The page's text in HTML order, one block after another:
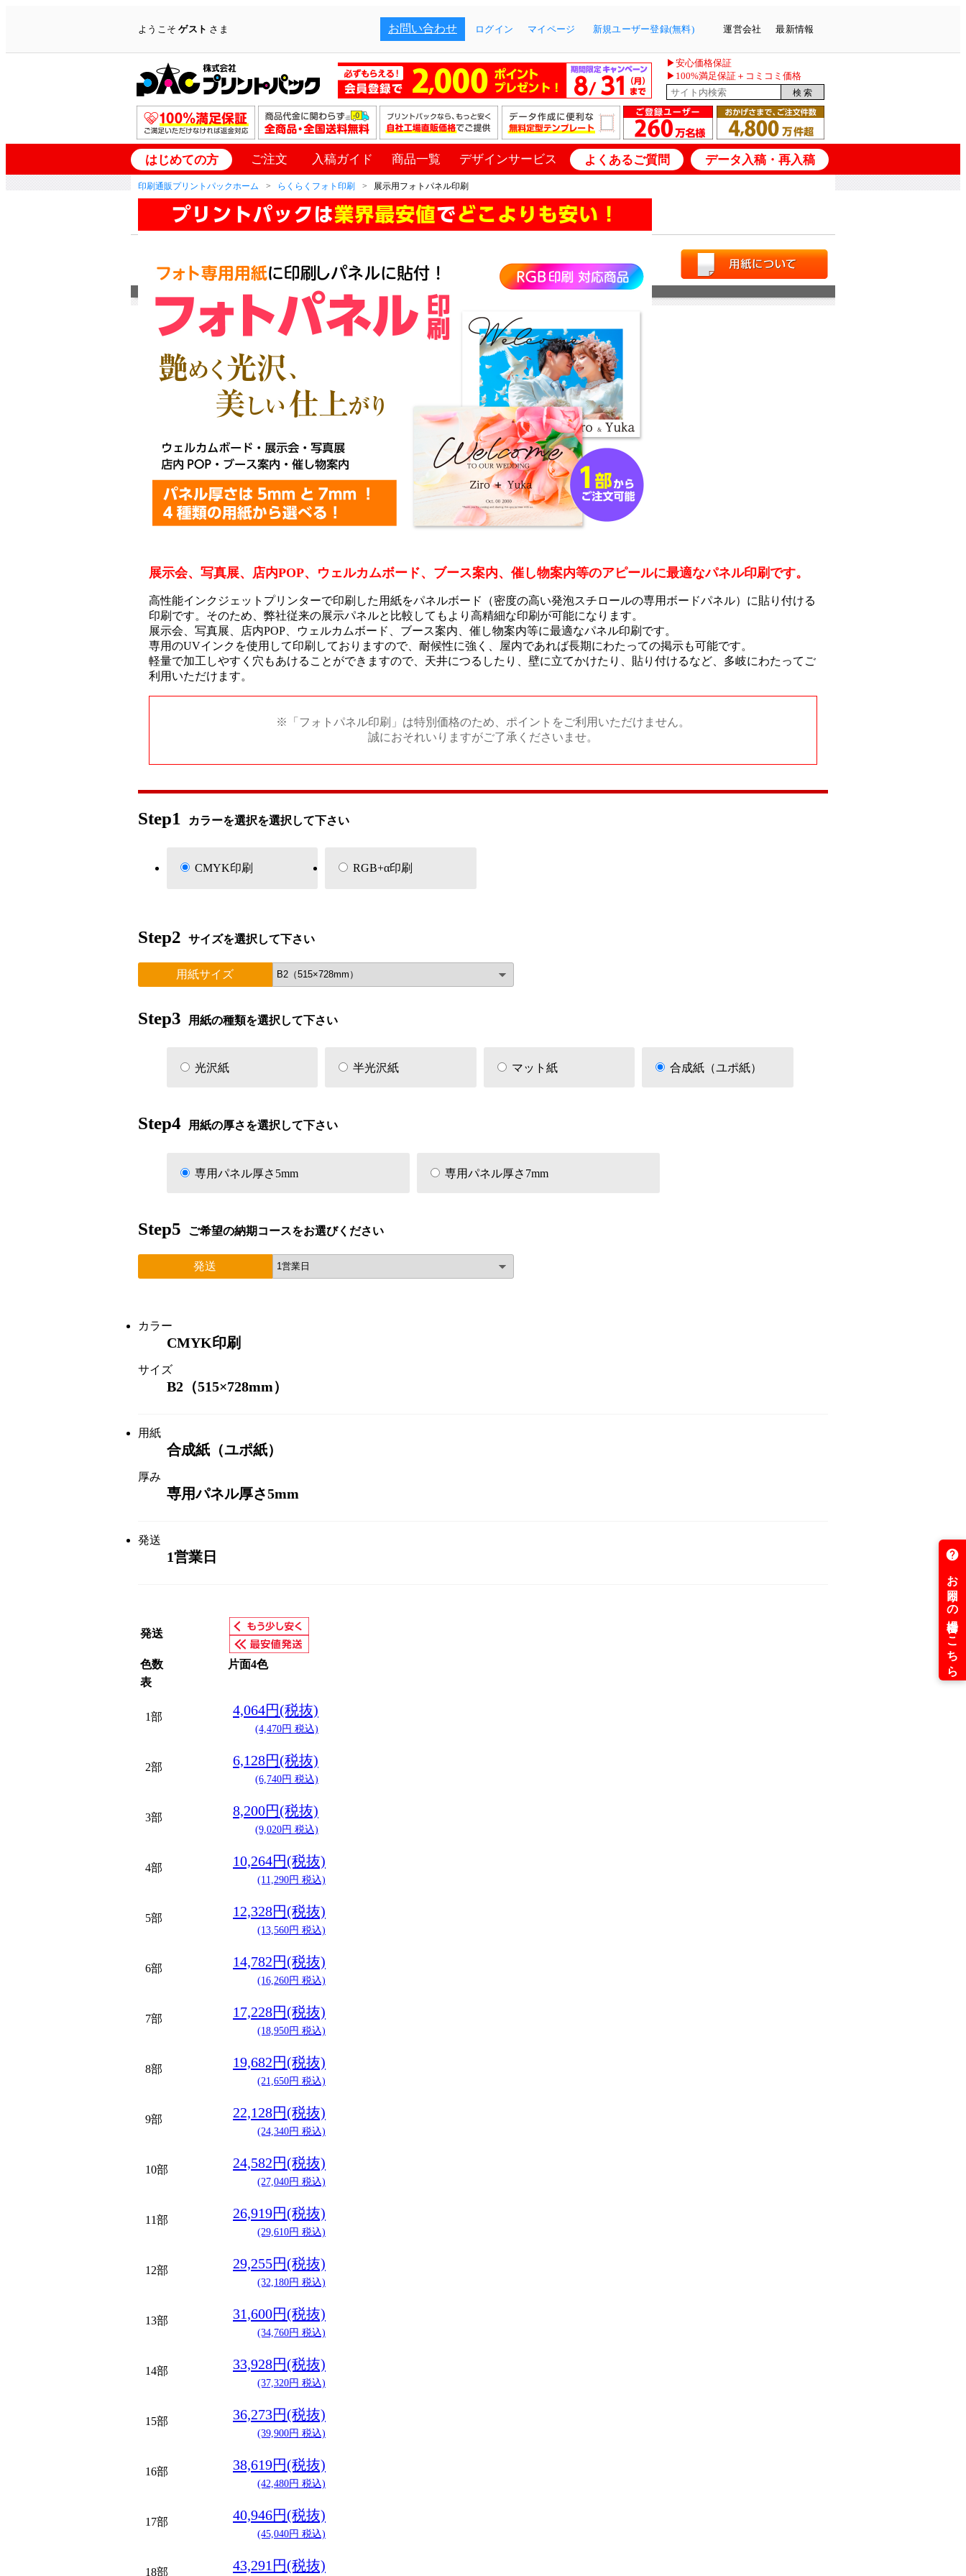
ようこそゲスト さま お問い合わせ ログイン マイページ 新規ユーザー登録(無料) 運営会社 最新情報
▶安心価格保証
▶100%満足保証＋コミコミ価格
はじめての方 ご注文 入稿ガイド 商品一覧 デザインサービス よくあるご質問 データ入稿・再入稿
印刷通販プリントパックホーム らくらくフォト印刷 展示用フォトパネル印刷
展示会、写真展、店内POP、ウェルカムボード、ブース案内、催し物案内等のアピールに最適なパネル印刷です。
高性能インクジェットプリンターで印刷した用紙をパネルボード（密度の高い発泡スチロールの専用ボードパネル）に貼り付ける
印刷です。そのため、弊社従来の展示パネルと比較してもより高精細な印刷が可能になります。
展示会、写真展、店内POP、ウェルカムボード、ブース案内、催し物案内等に最適なパネル印刷です。
専用のUVインクを使用して印刷しておりますので、耐候性に強く、屋内であれば長期にわたっての掲示も可能です。
軽量で加工しやすく穴もあけることができますので、天井につるしたり、壁に立てかけたり、貼り付けるなど、多岐にわたってご
利用いただけます。
※「フォトパネル印刷」は特別価格のため、ポイントをご利用いただけません。
誠におそれいりますがご了承くださいませ。
Step1 カラーを選択を選択して下さい
CMYK印刷 RGB+α印刷
Step2 サイズを選択して下さい
用紙サイズ
Step3 用紙の種類を選択して下さい
光沢紙 半光沢紙 マット紙 合成紙（ユポ紙）
Step4 用紙の厚さを選択して下さい
専用パネル厚さ5mm 専用パネル厚さ7mm
Step5 ご希望の納期コースをお選びください
発送
カラー
CMYK印刷
サイズ
B2（515×728mm）
用紙
合成紙（ユポ紙）
厚み
専用パネル厚さ5mm
発送
1営業日
発送
色数
片面4色
表
1部 4,064円(税抜)
(4,470円 税込)
2部 6,128円(税抜)
(6,740円 税込)
3部 8,200円(税抜)
(9,020円 税込)
4部 10,264円(税抜)
(11,290円 税込)
5部 12,328円(税抜)
(13,560円 税込)
6部 14,782円(税抜)
(16,260円 税込)
7部 17,228円(税抜)
(18,950円 税込)
8部 19,682円(税抜)
(21,650円 税込)
9部 22,128円(税抜)
(24,340円 税込)
10部 24,582円(税抜)
(27,040円 税込)
11部 26,919円(税抜)
(29,610円 税込)
12部 29,255円(税抜)
(32,180円 税込)
13部 31,600円(税抜)
(34,760円 税込)
14部 33,928円(税抜)
(37,320円 税込)
15部 36,273円(税抜)
(39,900円 税込)
16部 38,619円(税抜)
(42,480円 税込)
17部 40,946円(税抜)
(45,040円 税込)
18部 43,291円(税抜)